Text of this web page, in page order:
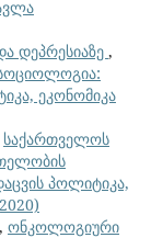
დეპრესიაზე ,
ეკონომიკა
საქართველოს
პოლიტიკა,
ონკოლოგიური